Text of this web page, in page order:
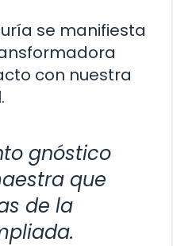
se manifiesta
con nuestra
gnóstico
que
de la